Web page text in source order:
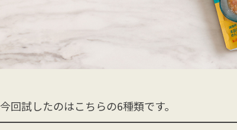
今回試したのはこちらの6種類です。